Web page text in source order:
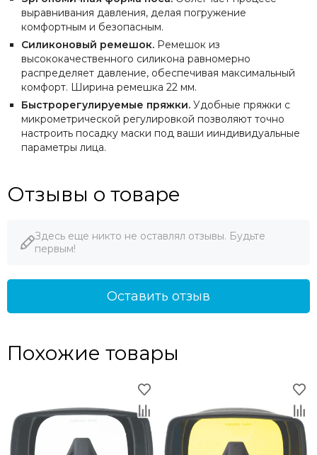
выравнивания давления, делая погружение
комфортным и безопасным.
Силиконовый ремешок. Ремешок из
высококачественного силикона равномерно
распределяет давление, обеспечивая максимальный
комфорт. Ширина ремешка 22 мм.
Быстрорегулируемые пряжки. Удобные пряжки с
микрометрической регулировкой позволяют точно
настроить посадку маски под ваши ииндивидуальные
параметры лица.
Отзывы о товаре
Здесь еще никто не оставлял отзывы. Будьте
первым!
Оставить отзыв
Похожие товары